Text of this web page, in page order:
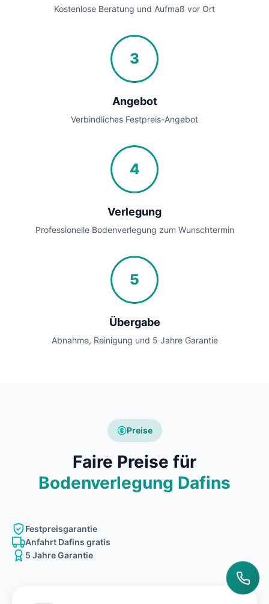
Kostenlose Beratung und Aufmaß vor Ort
3
Angebot
Verbindliches Festpreis-Angebot
4
Verlegung
Professionelle Bodenverlegung zum Wunschtermin
5
Übergabe
Abnahme, Reinigung und 5 Jahre Garantie
Preise
Faire Preise für
Bodenverlegung Dafins
Festpreisgarantie
Anfahrt Dafins gratis
5 Jahre Garantie